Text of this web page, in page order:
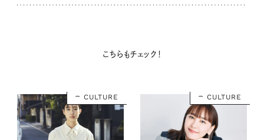
こちらもチェック！
CULTURE CULTURE